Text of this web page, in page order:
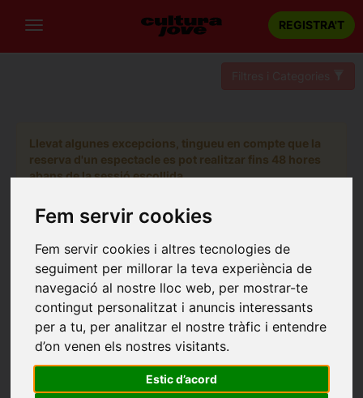
Fem servir cookies
Fem servir cookies i altres tecnologies de
seguiment per millorar la teva experiència de
navegació al nostre lloc web, per mostrar-te
contingut personalitzat i anuncis interessants
per a tu, per analitzar el nostre tràfic i entendre
d’on venen els nostres visitants.
Estic d’acord
REGISTRA'T
Llevat algunes excepcions, tingueu en compte que la
reserva d'un espectacle es pot realitzar fins 48 hores
abans de la sessió escollida.